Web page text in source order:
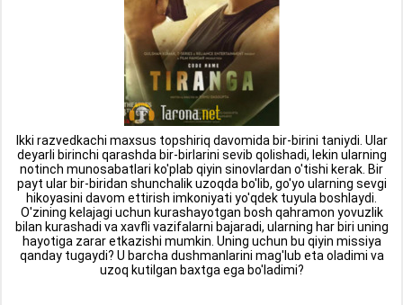
Ikki razvedkachi maxsus topshiriq davomida bir-birini taniydi. Ular
deyarli birinchi qarashda bir-birlarini sevib qolishadi, lekin ularning
notinch munosabatlari ko'plab qiyin sinovlardan o'tishi kerak. Bir
payt ular bir-biridan shunchalik uzoqda bo'lib, go'yo ularning sevgi
hikoyasini davom ettirish imkoniyati yo'qdek tuyula boshlaydi.
O'zining kelajagi uchun kurashayotgan bosh qahramon yovuzlik
bilan kurashadi va xavfli vazifalarni bajaradi, ularning har biri uning
hayotiga zarar etkazishi mumkin. Uning uchun bu qiyin missiya
qanday tugaydi? U barcha dushmanlarini mag'lub eta oladimi va
uzoq kutilgan baxtga ega bo'ladimi?